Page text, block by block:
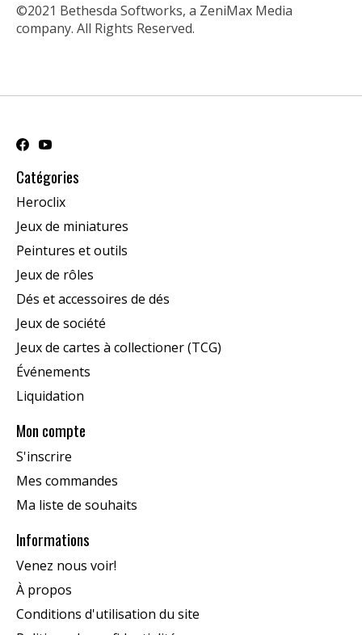
©2021 Bethesda Softworks, a ZeniMax Media
company. All Rights Reserved.
Catégories
Heroclix
Jeux de miniatures
Peintures et outils
Jeux de rôles
Dés et accessoires de dés
Jeux de société
Jeux de cartes à collectioner (TCG)
Événements
Liquidation
Mon compte
S'inscrire
Mes commandes
Ma liste de souhaits
Informations
Venez nous voir!
À propos
Conditions d'utilisation du site